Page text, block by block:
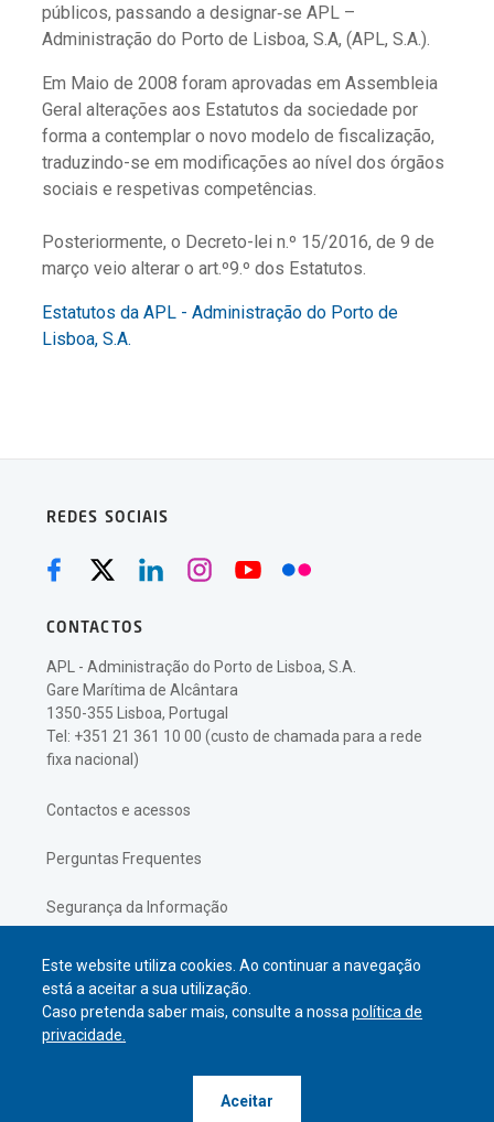
Este website utiliza cookies. Ao continuar a navegação
está a aceitar a sua utilização.
Caso pretenda saber mais, consulte a nossapolítica de
privacidade.
Aceitar
públicos, passando a designar‑se APL –
Administração do Porto de Lisboa, S.A, (APL, S.A.).
Em Maio de 2008 foram aprovadas em Assembleia
Geral alterações aos Estatutos da sociedade por
forma a contemplar o novo modelo de fiscalização,
traduzindo-se em modificações ao nível dos órgãos
sociais e respetivas competências.
Posteriormente, o Decreto-lei n.º 15/2016, de 9 de
março veio alterar o art.º9.º dos Estatutos.
Estatutos da APL - Administração do Porto de
Lisboa, S.A.
REDES SOCIAIS
CONTACTOS
APL - Administração do Porto de Lisboa, S.A.
Gare Marítima de Alcântara
1350-355 Lisboa, Portugal
Tel: +351 21 361 10 00 (custo de chamada para a rede
fixa nacional)
Contactos e acessos
Perguntas Frequentes
Segurança da Informação
Política de Privacidade
© APL Administração do Porto de